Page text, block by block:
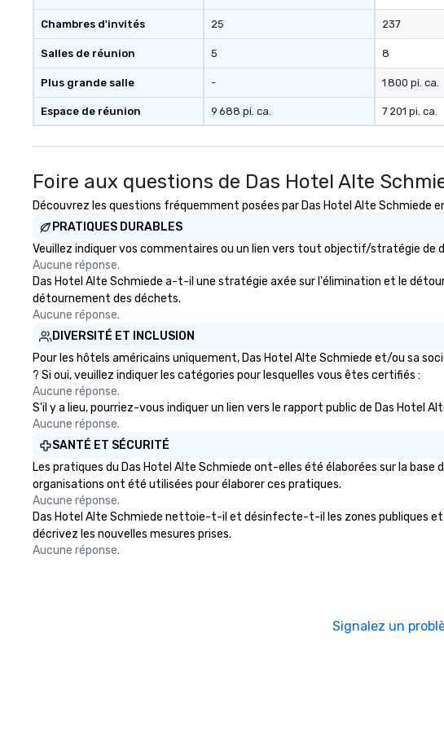
Chambres d'invités
Salles de réunion
Plus grande salle
Espace de réunion
25
5
-
9 688 pi. ca.
237
8
1 800 pi. ca.
7 201 pi. ca.
Foire aux questions de Das Hotel Alte
Découvrez les questions fréquemment posées par Das Hotel Alte
PRATIQUES DURABLES
Veuillez indiquer vos commentaires ou un lien vers tout objectif/stratégie de
Aucune réponse.
Das Hotel Alte Schmiede a-t-il une stratégie axée sur l'élimination et le
détournement des déchets.
Aucune réponse.
DIVERSITÉ ET INCLUSION
Pour les hôtels américains uniquement, Das Hotel Alte Schmiede et/ou sa
? Si oui, veuillez indiquer les catégories pour lesquelles vous êtes certifiés :
Aucune réponse.
S'il y a lieu, pourriez-vous indiquer un lien vers le rapport public de Das
Aucune réponse.
SANTÉ ET SÉCURITÉ
Les pratiques du Das Hotel Alte Schmiede ont-elles été élaborées sur la
organisations ont été utilisées pour élaborer ces pratiques.
Aucune réponse.
Das Hotel Alte Schmiede nettoie-t-il et désinfecte-t-il les zones publiques et
décrivez les nouvelles mesures prises.
Aucune réponse.
Signalez un